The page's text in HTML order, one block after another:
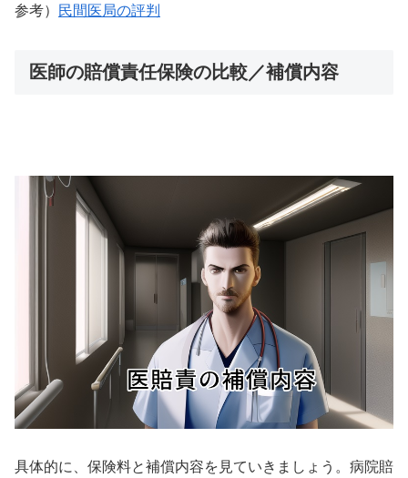
参考） 民間医局の評判
医師の賠償責任保険の比較／補償内容
具体的に、保険料と補償内容を見ていきましょう。病院賠